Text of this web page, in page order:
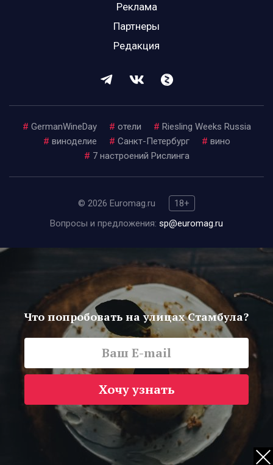
Реклама
Партнеры
Редакция
# GermanWineDay # отели # Riesling Weeks Russia
# виноделие # Санкт-Петербург # вино
# 7 настроений Рислинга
© 2026 Euromag.ru
18+
Вопросы и предложения: sp@euromag.ru
Что попробовать на улицах Стамбула?
Хочу узнать